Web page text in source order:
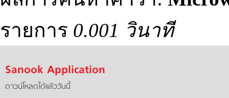
รายการ 0.001 วินาที
Sanook Application
ดาวน์โหลดได้แล้ววันนี้